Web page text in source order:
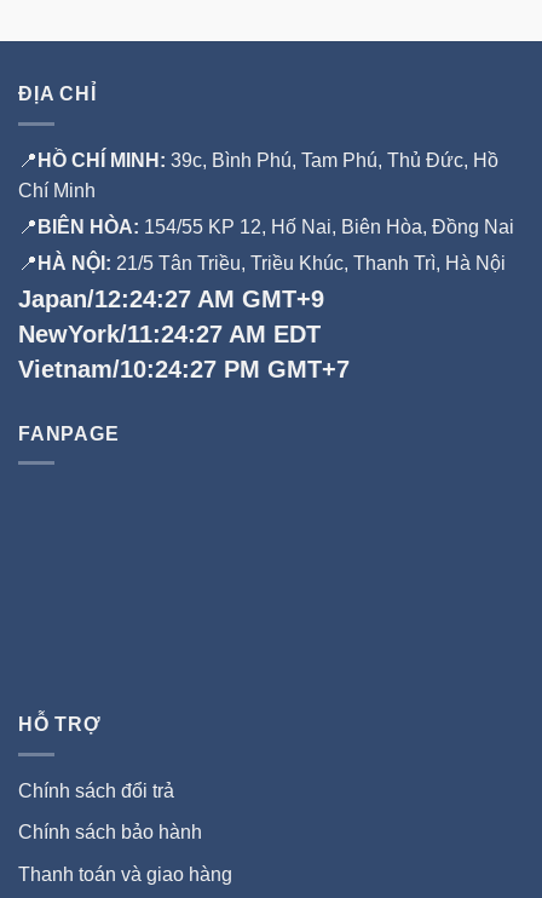
ĐỊA CHỈ
📍 HỒ CHÍ MINH: 39c, Bình Phú, Tam Phú, Thủ Đức, Hồ
Chí Minh
📍 BIÊN HÒA: 154/55 KP 12, Hố Nai, Biên Hòa, Đồng Nai
📍 HÀ NỘI: 21/5 Tân Triều, Triều Khúc, Thanh Trì, Hà Nội
Japan/12:24:27 AM GMT+9
NewYork/11:24:27 AM EDT
Vietnam/10:24:27 PM GMT+7
FANPAGE
HỖ TRỢ
Chính sách đổi trả
Chính sách bảo hành
Thanh toán và giao hàng